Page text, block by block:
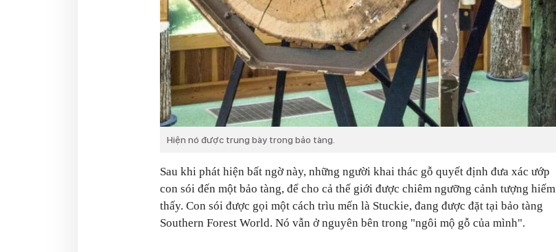
Hiện nó được trung bày trong bảo tàng.
Sau khi phát hiện bất ngờ này, những người khai thác gỗ quyết định đưa xác ướp
con sói đến một bảo tàng, để cho cả thế giới được chiêm ngưỡng cảnh tượng hiếm
thấy. Con sói được gọi một cách trìu mến là Stuckie, đang được đặt tại bảo tàng
Southern Forest World. Nó vẫn ở nguyên bên trong "ngôi mộ gỗ của mình".